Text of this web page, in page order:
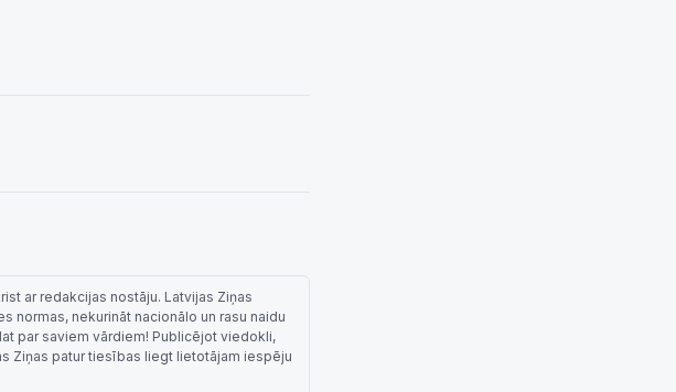
ar redakcijas nostāju. Latvijas Ziņas
normas, nekurināt nacionālo un rasu naidu
par saviem vārdiem! Publicējot viedokli,
Ziņas patur tiesības liegt lietotājam iespēju